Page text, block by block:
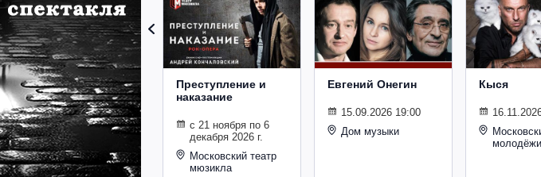
Преступление и
наказание
с 21 ноября по 6
декабря 2026 г.
Московский театр
мюзикла
Евгений Онегин
15.09.2026 19:00
Дом музыки
Кыся
молодёжи